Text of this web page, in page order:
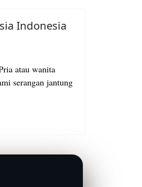
Indonesia
atau wanita
serangan jantung